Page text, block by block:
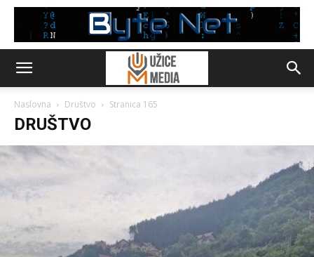
Naslovna Društvo Stranica 165
DRUŠTVO